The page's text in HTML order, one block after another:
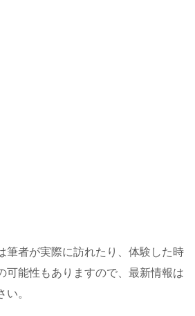
筆者が実際に訪れたり、体験した時
可能性もありますので、最新情報は
い。